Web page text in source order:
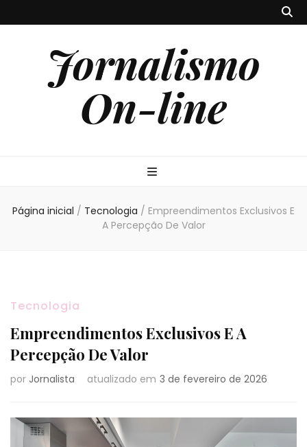
Jornalismo
On-line
Página inicial / Tecnologia / Empreendimentos Exclusivos E
A Percepção De Valor
Tecnologia
Empreendimentos Exclusivos E A
Percepção De Valor
por Jornalista atualizado em 3 de fevereiro de 2026